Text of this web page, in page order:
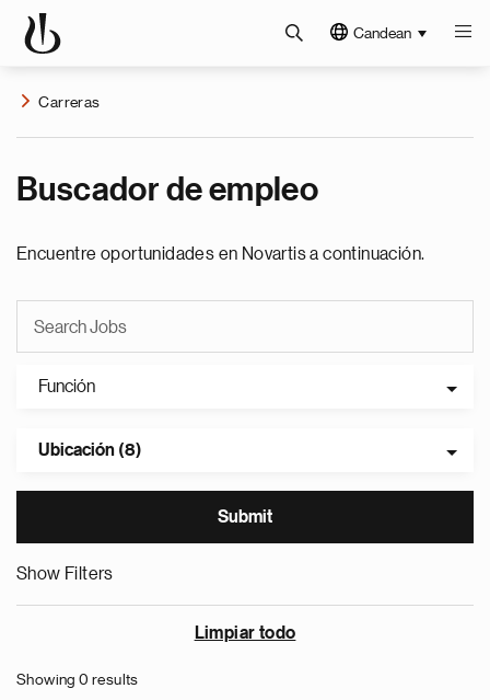
Candean
Carreras
Buscador de empleo
Encuentre oportunidades en Novartis a continuación.
Función
Ubicación (8)
Show Filters
Limpiar todo
Showing 0 results